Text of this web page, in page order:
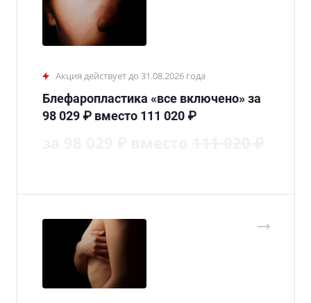
Акция действует до 31.08.2026 года
Блефаропластика «все включено» за
98 029 ₽ вместо 111 020 ₽